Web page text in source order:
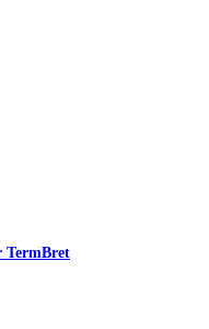
TermBret